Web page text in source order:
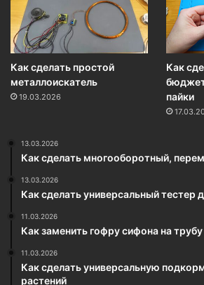
Как сделать простой
металлоискатель
19.03.2026
Как
пайки
13.03.2026
Как сделать многооборотный,
13.03.2026
Как сделать универсальный тестер
11.03.2026
Как заменить гофру сифона на трубу
11.03.2026
Как сделать универсальную
растений